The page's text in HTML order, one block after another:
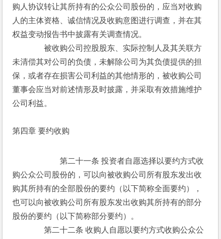
购人协议转让其所持有的公众公司股份的，应当对收购
人的主体资格、诚信情况及收购意图进行调查，并在其
权益变动报告书中披露有关调查情况。
被收购公司控股股东、实际控制人及其关联方
未清偿其对公司的负债，未解除公司为其负债提供的担
保，或者存在损害公司利益的其他情形的，被收购公司
董事会应当对前述情形及时披露，并采取有效措施维护
公司利益。
第四章 要约收购
第二十一条 投资者自愿选择以要约方式收
购公众公司股份的，可以向被收购公司所有股东发出收
购其所持有的全部股份的要约（以下简称全面要约），
也可以向被收购公司所有股东发出收购其所持有的部分
股份的要约（以下简称部分要约）。
第二十二条 收购人自愿以要约方式收购公众公